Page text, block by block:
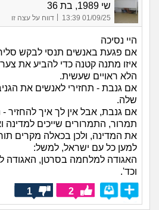
שי 1989, בת 36
01/09/25 13:39
| דווח על עצה זו
היי נסיכה
אם פגעת באנשים תנסי לבקש
איזו מתנה קטנה כדי להביע את
הלא ראויים שעשית.
אם גנבת - תחזירי לאנשים את
שלה.
אם גנבת, אבל אין לך איך להחזיר -
תמרור, התמרורים שייכים למדינה
את המדינה, ולכן בכאלה מקרים
למען כל עם ישראל, למשל:
האגודה למלחמה בסרטן, האגודה
וכד'.
2
1